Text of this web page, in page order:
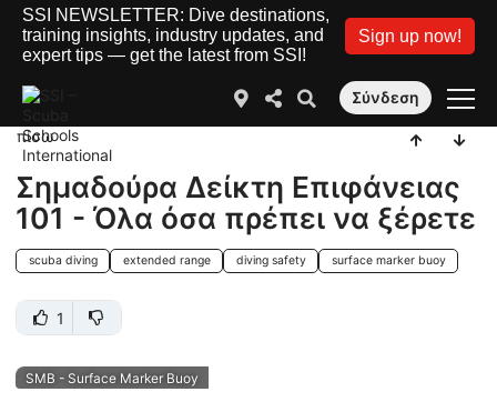
SSI NEWSLETTER: Dive destinations,
training insights, industry updates, and
expert tips — get the latest from SSI!
Sign up now!
Σύνδεση
πίσω
Σημαδούρα Δείκτη Επιφάνειας
101 - Όλα όσα πρέπει να ξέρετε
scuba diving extended range diving safety surface marker buoy
1
SMB - Surface Marker Buoy